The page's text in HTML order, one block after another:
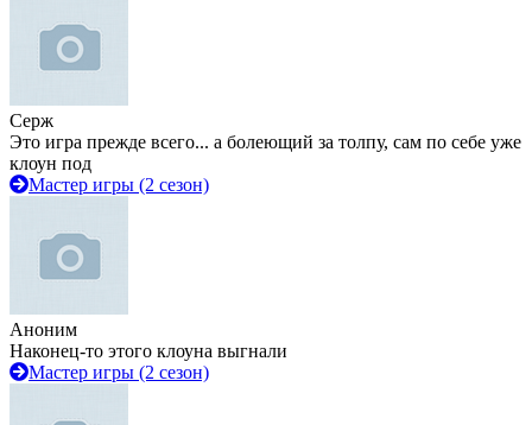
Серж
Это игра прежде всего... а болеющий за толпу, сам по себе уже
клоун под
Мастер игры (2 сезон)
Аноним
Наконец-то этого клоуна выгнали
Мастер игры (2 сезон)